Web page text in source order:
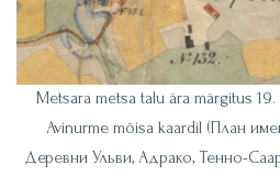
Metsara metsa talu ära märgitus
Avinurme mõisa kaardil (План
Деревни Ульви, Адрако, Тенно-